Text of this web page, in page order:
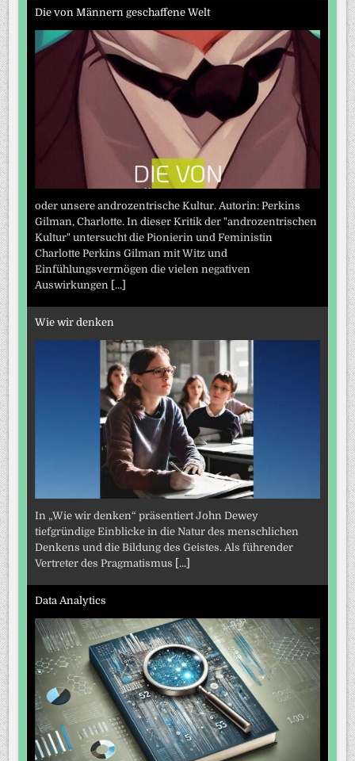
Die von Männern geschaffene Welt
oder unsere androzentrische Kultur. Autorin: Perkins
Gilman, Charlotte. In dieser Kritik der "androzentrischen
Kultur" untersucht die Pionierin und Feministin
Charlotte Perkins Gilman mit Witz und
Einfühlungsvermögen die vielen negativen
Auswirkungen [...]
Wie wir denken
In „Wie wir denken“ präsentiert John Dewey
tiefgründige Einblicke in die Natur des menschlichen
Denkens und die Bildung des Geistes. Als führender
Vertreter des Pragmatismus [...]
Data Analytics